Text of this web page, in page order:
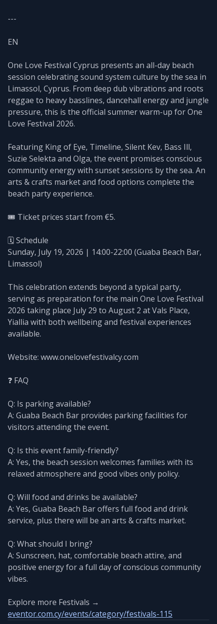
---
EN
One Love Festival Cyprus presents an all-day beach
session celebrating sound system culture by the sea in
Limassol, Cyprus. From deep dub vibrations and roots
reggae to heavy basslines, dancehall energy and jungle
pressure, this is the official summer warm-up for One
Love Festival 2026.
Featuring King of Eye, Timeline, Silent Kev, Bass Ill,
Suzie Selekta and Olga, the event promises conscious
community energy with sunset sessions by the sea. An
arts & crafts market and food options complete the
beach party experience.
🎟️ Ticket prices start from €5.
🗓️ Schedule
Sunday, July 19, 2026 | 14:00-22:00 (Guaba Beach Bar,
Limassol)
This celebration extends beyond a typical party,
serving as preparation for the main One Love Festival
2026 taking place July 29 to August 2 at Vals Place,
Yiallia with both wellbeing and festival experiences
available.
Website: www.onelovefestivalcy.com
❓ FAQ
Q: Is parking available?
A: Guaba Beach Bar provides parking facilities for
visitors attending the event.
Q: Is this event family-friendly?
A: Yes, the beach session welcomes families with its
relaxed atmosphere and good vibes only policy.
Q: Will food and drinks be available?
A: Yes, Guaba Beach Bar offers full food and drink
service, plus there will be an arts & crafts market.
Q: What should I bring?
A: Sunscreen, hat, comfortable beach attire, and
positive energy for a full day of conscious community
vibes.
Explore more Festivals →
eventor.com.cy/events/category/festivals-115